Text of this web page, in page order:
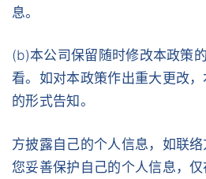
息。
(b)本公司保留随时修改本政策
看。如对本政策作出重大更改
的形式告知。
方披露自己的个人信息，如联
您妥善保护自己的个人信息，